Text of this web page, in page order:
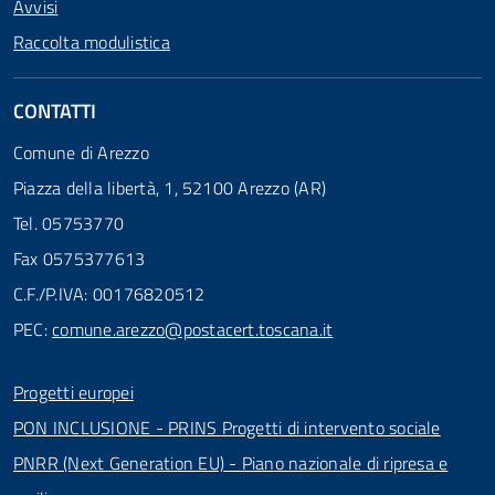
Avvisi
Raccolta modulistica
CONTATTI
Comune di Arezzo
Piazza della libertà, 1, 52100 Arezzo (AR)
Tel. 05753770
Fax 0575377613
C.F./P.IVA: 00176820512
PEC:comune.arezzo@postacert.toscana.it
Progetti europei
PON INCLUSIONE - PRINS Progetti di intervento sociale
PNRR (Next Generation EU) - Piano nazionale di ripresa e